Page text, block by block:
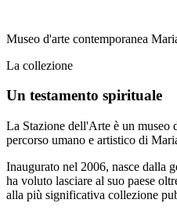
Museo d'arte contemporanea
La collezione
Un testamento spirituale
La Stazione dell'Arte è un museo
percorso umano e artistico di
Inaugurato nel 2006, nasce dalla
ha voluto lasciare al suo paese
alla più significativa collezione